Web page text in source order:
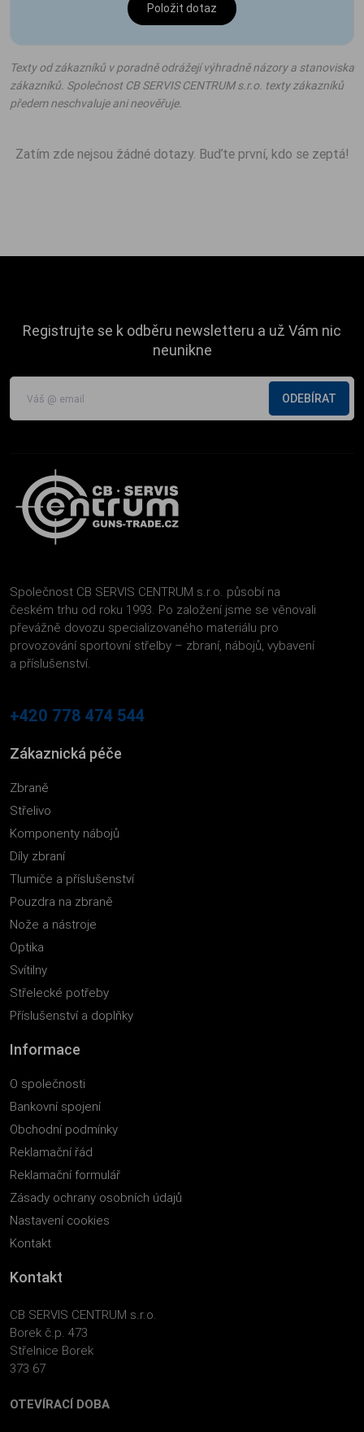
Položit dotaz
Texty od zákazníků v poradně odrážejí výhradně názory a stanoviska
zákazníků. Společnost CB SERVIS CENTRUM s.r.o. texty zákazníků
předem neschvaluje ani neověřuje.
Zatím zde nejsou žádné dotazy. Buďte první, kdo se zeptá!
Registrujte se k odběru newsletteru a už Vám nic
neunikne
ODEBÍRAT
Společnost CB SERVIS CENTRUM s.r.o. působí na
českém trhu od roku 1993. Po založení jsme se věnovali
převážně dovozu specializovaného materiálu pro
provozování sportovní střelby – zbraní, nábojů, vybavení
a příslušenství.
+420 778 474 544
Zákaznická péče
Zbraně
Střelivo
Komponenty nábojů
Díly zbraní
Tlumiče a příslušenství
Pouzdra na zbraně
Nože a nástroje
Optika
Svítilny
Střelecké potřeby
Příslušenství a doplňky
Informace
O společnosti
Bankovní spojení
Obchodní podmínky
Reklamační řád
Reklamační formulář
Zásady ochrany osobních údajů
Nastavení cookies
Kontakt
Kontakt
CB SERVIS CENTRUM s.r.o.
Borek č.p. 473
Střelnice Borek
373 67
OTEVÍRACÍ DOBA